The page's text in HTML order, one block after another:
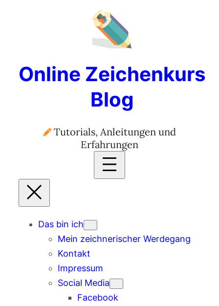
Online Zeichenkurs
Blog
Tutorials, Anleitungen und
Erfahrungen
Das bin ich
Mein zeichnerischer Werdegang
Kontakt
Impressum
Social Media
Facebook